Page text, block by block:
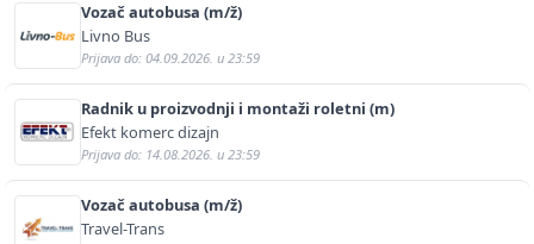
Vozač autobusa (m/ž)
Livno Bus
Prijava do: 04.09.2026. u 23:59
Radnik u proizvodnji i montaži roletni (m)
Efekt komerc dizajn
Prijava do: 14.08.2026. u 23:59
Vozač autobusa (m/ž)
Travel-Trans